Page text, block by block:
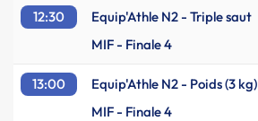
12:30 Equip'Athle N2 - Triple saut
MIF - Finale 4
13:00 Equip'Athle N2 - Poids (3 kg)
MIF - Finale 4